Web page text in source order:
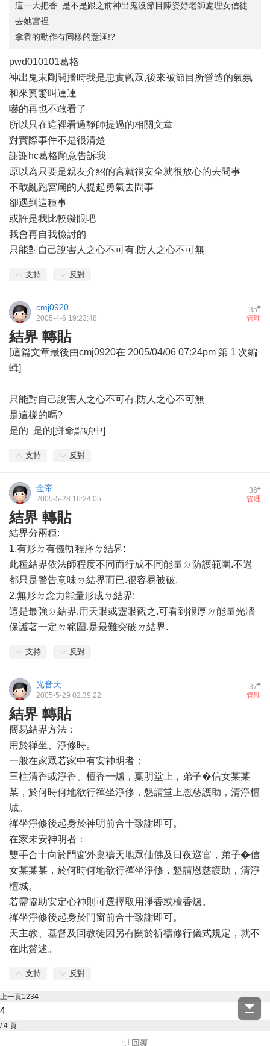
這一大把香 是不是跟之前神出鬼沒節目陳姿妤老師處理女信徒
去她宮裡
拿香的動作有同樣的意涵!?
pwd010101葛格
神出鬼末剛開播時我是忠實觀眾,後來被節目所營造的氣氛
和來賓驚叫連連
嚇的再也不敢看了
所以只在這裡看過靜師提過的相關文章
對實際事件不是很清楚
謝謝hc葛格願意告訴我
原以為只要是親友介紹的宮就很安全就很放心的去問事
不敢亂跑宮廟的人提起勇氣去問事
卻遇到這種事
或許是我比較礙眼吧
我會再自我檢討的
只能對自己說害人之心不可有,防人之心不可無
支持 反對
35#
cmj0920
管理
2005-4-6 19:23:48
結界 轉貼
[這篇文章最後由cmj0920在 2005/04/06 07:24pm 第 1 次編
輯]
只能對自己說害人之心不可有,防人之心不可無
是這樣的嗎?
是的 是的[拼命點頭中]
支持 反對
36#
金帝
管理
2005-5-28 16:24:05
結界 轉貼
結界分兩種:
1.有形ㄉ有儀軌程序ㄉ結界:
此種結界依法師程度不同而行成不同能量ㄉ防護範圍.不過
都只是警告意味ㄉ結界而已.很容易被破.
2.無形ㄉ念力能量形成ㄉ結界:
這是最強ㄉ結界.用天眼或靈眼觀之.可看到很厚ㄉ能量光牆
保護著一定ㄉ範圍.是最難突破ㄉ結界.
支持 反對
37#
光音天
管理
2005-5-29 02:39:22
結界 轉貼
簡易結界方法：
用於禪坐、淨修時。
一般在家眾若家中有安神明者：
三柱清香或淨香、檀香一爐，稟明堂上，弟子�信女某某
某，於何時何地欲行禪坐淨修，懇請堂上恩慈護助，清淨檀
城。
禪坐淨修後起身於神明前合十致謝即可。
在家未安神明者：
雙手合十向於門窗外稟禱天地眾仙佛及日夜巡官，弟子�信
女某某某，於何時何地欲行禪坐淨修，懇請恩慈護助，清淨
檀城。
若需協助安定心神則可選擇取用淨香或檀香爐。
禪坐淨修後起身於門窗前合十致謝即可。
天主教、基督及回教徒因另有關於祈禱修行儀式規定，就不
在此贅述。
支持 反對
上一頁1234
/ 4 頁
回覆